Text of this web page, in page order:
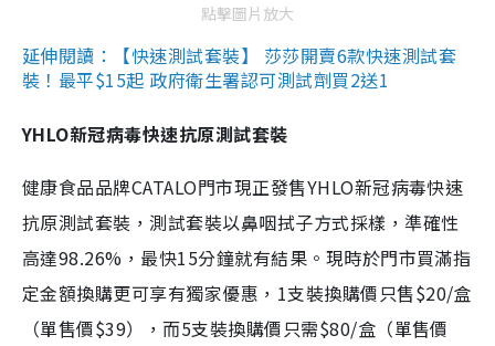
點擊圖片放大
延伸閱讀：【快速測試套裝】 莎莎開賣6款快速測試套
裝！最平$15起 政府衛生署認可測試劑買2送1
YHLO新冠病毒快速抗原測試套裝
健康食品品牌CATALO門市現正發售YHLO新冠病毒快速
抗原測試套裝，測試套裝以鼻咽拭子方式採樣，準確性
高達98.26%，最快15分鐘就有結果。現時於門市買滿指
定金額換購更可享有獨家優惠，1支裝換購價只售$20/盒
（單售價$39），而5支裝換購價只需$80/盒（單售價